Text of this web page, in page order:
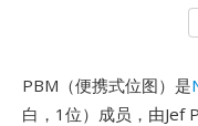
PBM（便携式位图）是
白，1位）成员，由Jef